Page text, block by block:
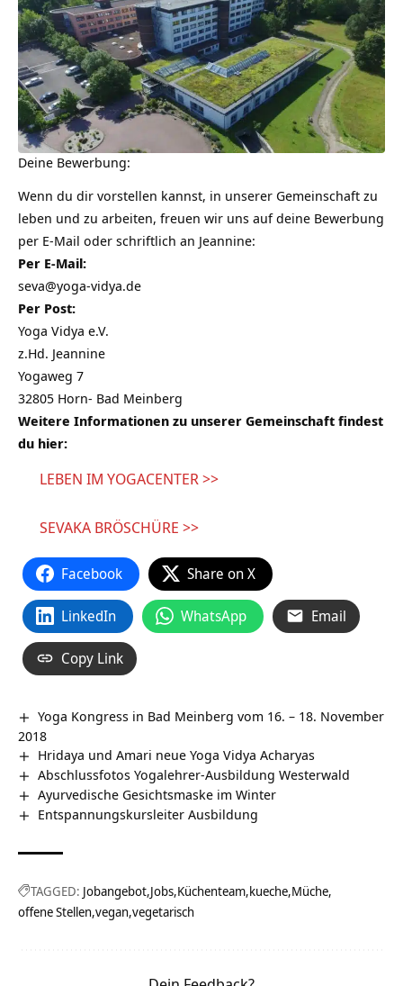
Deine Bewerbung:
Wenn du dir vorstellen kannst, in unserer Gemeinschaft zu
leben und zu arbeiten, freuen wir uns auf deine Bewerbung
per E-Mail oder schriftlich an Jeannine:
Per E-Mail:
seva@yoga-vidya.de
Per Post:
Yoga Vidya e.V.
z.Hd. Jeannine
Yogaweg 7
32805 Horn- Bad Meinberg
Weitere Informationen zu unserer Gemeinschaft findest
du hier:
LEBEN IM YOGACENTER >>
SEVAKA BRÖSCHÜRE >>
Facebook Share on X
LinkedIn WhatsApp Email
Copy Link
Yoga Kongress in Bad Meinberg vom 16. – 18. November
2018
Hridaya und Amari neue Yoga Vidya Acharyas
Abschlussfotos Yogalehrer-Ausbildung Westerwald
Ayurvedische Gesichtsmaske im Winter
Entspannungskursleiter Ausbildung
TAGGED: Jobangebot Jobs Küchenteam kueche Müche
offene Stellen vegan vegetarisch